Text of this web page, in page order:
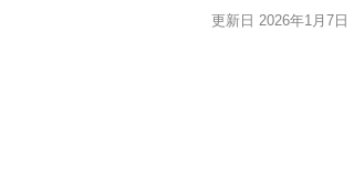
更新日 2026年1月7日